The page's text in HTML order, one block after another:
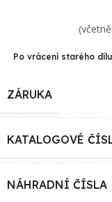
(včetně
Po vrácení starého
ZÁRUKA
KATALOGOVÉ
NÁHRADNÍ ČÍSLA